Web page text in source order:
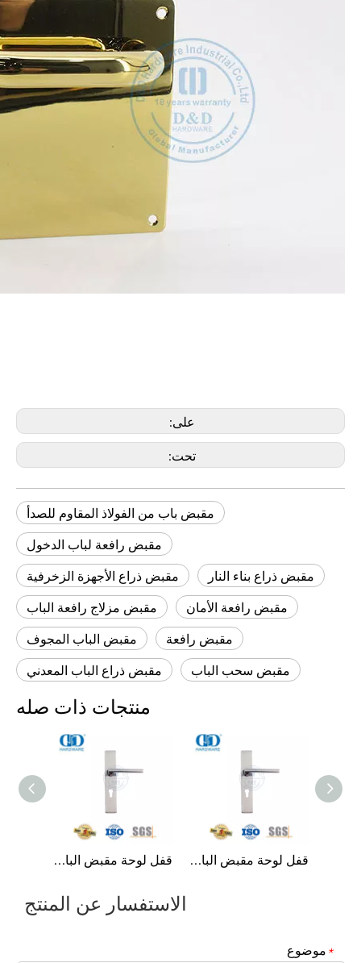
على:
تحت:
مقبض باب من الفولاذ المقاوم للصدأ
مقبض رافعة لباب الدخول
مقبض ذراع الأجهزة الزخرفية
مقبض ذراع بناء النار
مقبض مزلاج رافعة الباب
مقبض رافعة الأمان
مقبض الباب المجوف
مقبض رافعة
مقبض ذراع الباب المعدني
مقبض سحب الباب
منتجات ذات صله
قفل لوحة مقبض الباب الفاخر الخفيف، مقبض باب المدخل المنزلي-DDTP007 قفل لوحة مقبض الباب الفاخر الخفيف، مقبض باب المدخل المنزلي-DDTP007
الاستفسار عن المنتج
*موضوع